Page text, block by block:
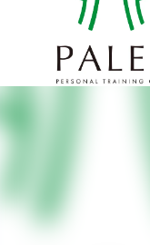
テクノロ
映像・映
CAMPFIRE